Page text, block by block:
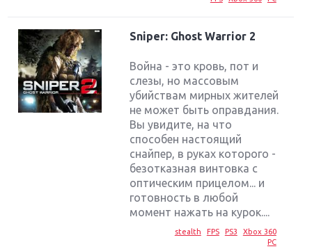
Sniper: Ghost Warrior 2
Война - это кровь, пот и
слезы, но массовым
убийствам мирных жителей
не может быть оправдания.
Вы увидите, на что
способен настоящий
снайпер, в руках которого -
безотказная винтовка с
оптическим прицелом... и
готовность в любой
момент нажать на курок....
stealth FPS PS3
Xbox 360
PC
Крупнейшие релизы мая: Nintendo, Microsoft и
Новинки для Nintendo Switch: Labo, South Park и